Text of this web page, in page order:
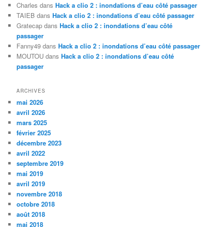
Charles dansHack a clio 2 : inondations d’eau côté passager
TAIEB dansHack a clio 2 : inondations d’eau côté passager
Gratecap dansHack a clio 2 : inondations d’eau côté
passager
Fanny49 dansHack a clio 2 : inondations d’eau côté passager
MOUTOU dansHack a clio 2 : inondations d’eau côté
passager
ARCHIVES
mai 2026
avril 2026
mars 2025
février 2025
décembre 2023
avril 2022
septembre 2019
mai 2019
avril 2019
novembre 2018
octobre 2018
août 2018
mai 2018